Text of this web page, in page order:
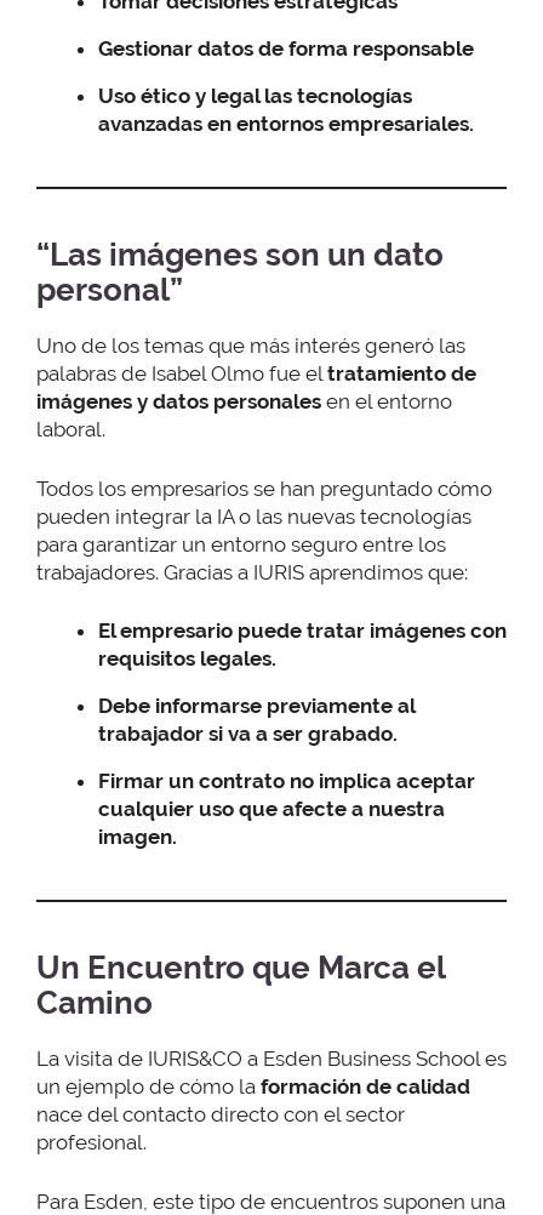
Gestionar datos de forma responsable
Uso ético y legal las tecnologías
avanzadas en entornos empresariales.
“Las imágenes son un dato
personal”
Uno de los temas que más interés generó las
palabras de Isabel Olmo fue eltratamiento de
imágenes y datos personales en el entorno
laboral.
Todos los empresarios se han preguntado cómo
pueden integrar la IA o las nuevas tecnologías
para garantizar un entorno seguro entre los
trabajadores. Gracias a IURIS aprendimos que:
El empresario puede tratar imágenes con
requisitos legales.
Debe informarse previamente al
trabajador si va a ser grabado.
Firmar un contrato no implica aceptar
cualquier uso que afecte a nuestra
imagen.
Un Encuentro que Marca el
Camino
La visita de IURIS&CO a Esden Business School es
un ejemplo de cómo la formación de calidad
nace del contacto directo con el sector
profesional.
Para Esden, este tipo de encuentros suponen una